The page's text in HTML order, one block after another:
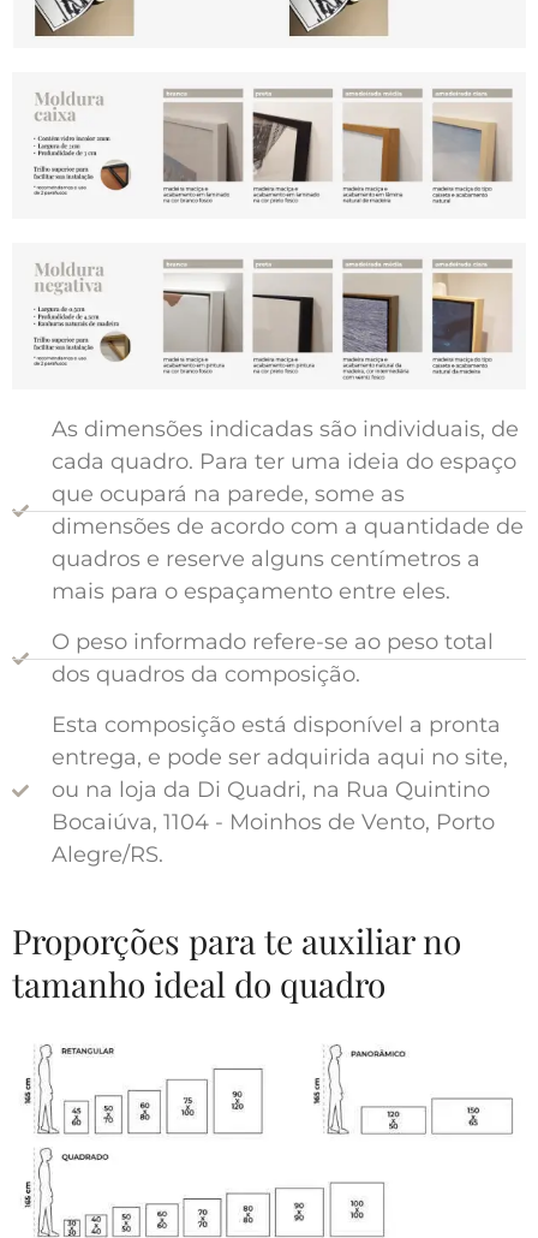
As dimensões indicadas são individuais, de
cada quadro. Para ter uma ideia do espaço
que ocupará na parede, some as
dimensões de acordo com a quantidade de
quadros e reserve alguns centímetros a
mais para o espaçamento entre eles.
O peso informado refere-se ao peso total
dos quadros da composição.
Esta composição está disponível a pronta
entrega, e pode ser adquirida aqui no site,
ou na loja da Di Quadri, na Rua Quintino
Bocaiúva, 1104 - Moinhos de Vento, Porto
Alegre/RS.
Proporções para te auxiliar no
tamanho ideal do quadro